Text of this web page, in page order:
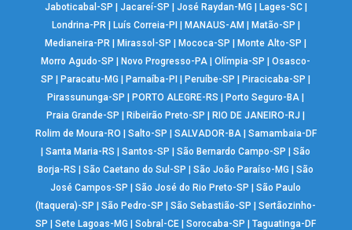
Jaboticabal-SP | Jacareí-SP | José Raydan-MG | Lages-SC|
Londrina-PR | Luís Correia-PI | MANAUS-AM | Matão-SP |
Medianeira-PR |Mirassol-SP |Mococa-SP |Monte Alto-SP |
Morro Agudo-SP |Novo Progresso-PA |Olímpia-SP |Osasco-
SP |Paracatu-MG |Parnaíba-PI |Peruíbe-SP |Piracicaba-SP |
Pirassununga-SP |PORTO ALEGRE-RS |Porto Seguro-BA |
Praia Grande-SP |Ribeirão Preto-SP |RIO DE JANEIRO-RJ |
Rolim de Moura-RO | Salto-SP | SALVADOR-BA| Samambaia-DF
|Santa Maria-RS |Santos-SP |São Bernardo Campo-SP |São
Borja-RS |São Caetano do Sul-SP |São João Paraíso-MG |São
José Campos-SP |São José do Rio Preto-SP |São Paulo
(Itaquera)-SP |São Pedro-SP |São Sebastião-SP |Sertãozinho-
SP |Sete Lagoas-MG |Sobral-CE |Sorocaba-SP |Taguatinga-DF